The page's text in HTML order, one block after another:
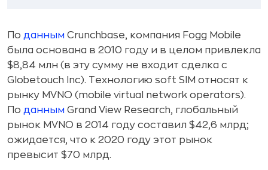
По данным Crunchbase, компания Fogg Mobile
была основана в 2010 году и в целом привлекла
$8,84 млн (в эту сумму не входит сделка с
Globetouch Inc). Технологию soft SIM относят к
рынку MVNO (mobile virtual network operators).
По данным Grand View Research, глобальный
рынок MVNO в 2014 году составил $42,6 млрд;
ожидается, что к 2020 году этот рынок
превысит $70 млрд.